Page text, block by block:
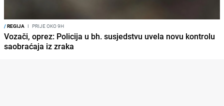
/REGIJA I PRIJE OKO 9H
Vozači, oprez: Policija u bh. susjedstvu uvela novu kontrolu
saobraćaja iz zraka